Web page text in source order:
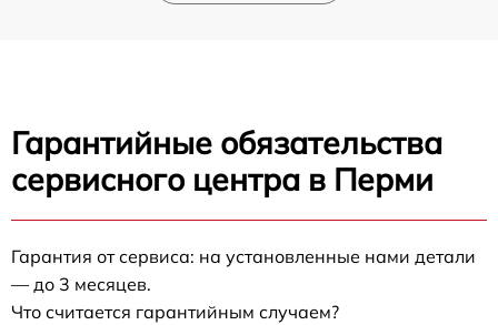
Гарантийные обязательства
сервисного центра в Перми
Гарантия от сервиса: на установленные нами детали
— до 3 месяцев.
Что считается гарантийным случаем?